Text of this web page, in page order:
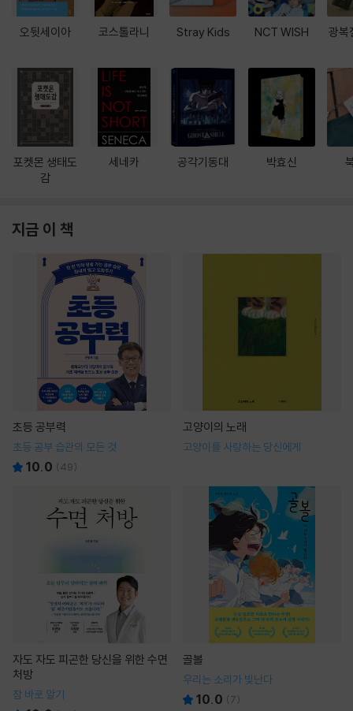
오뒷세이아
포켓몬 생태도
감
코스톨라니
세네카
Stray Kids
공각기동대
NCT WISH
박효신
광복
지금 이 책
초등 공부력
초등 공부 습관의 모든 것
10.0 (49)
고양이의 노래
고양이를 사랑하는 당신에게
자도 자도 피곤한 당신을 위한 수면
처방
잠 바로 알기
골볼
우리는 소리가 빛난다
10.0 (7)